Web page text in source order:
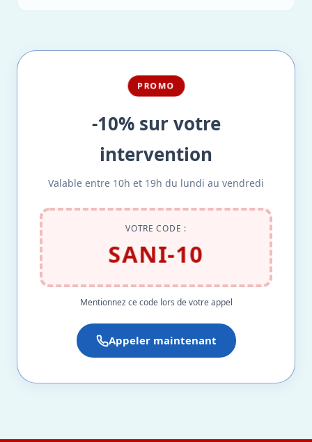
PROMO
-10% sur votre
intervention
Valable entre 10h et 19h du lundi au vendredi
VOTRE CODE :
SANI-10
Mentionnez ce code lors de votre appel
Appeler maintenant